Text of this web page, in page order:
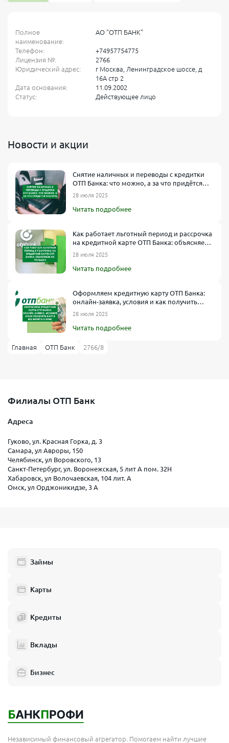
Полное
наименование:
АО "ОТП БАНК"
Телефон:
+74957754775
Лицензия №:
2766
Юридический адрес:
г Москва, Ленинградское шоссе, д
16А стр 2
Дата основания:
11.09.2002
Статус:
Действующее лицо
Новости и акции
Снятие наличных и переводы с кредитки
ОТП Банка: что можно, а за что придётся
28 июля 2025
Читать подробнее
Как работает льготный период и рассрочка
на кредитной карте ОТП Банка: объясняем
28 июля 2025
Читать подробнее
Оформляем кредитную карту ОТП Банка:
онлайн-заявка, условия и как получить
28 июля 2025
Читать подробнее
Главная ОТП Банк 2766/8
Филиалы ОТП Банк
Адреса
Гуково, ул. Красная Горка, д. 3
Самара, ул Авроры, 150
Челябинск, ул Воровского, 13
Санкт-Петербург, ул. Воронежская, 5 лит А пом. 32Н
Хабаровск, ул Волочаевская, 104 лит. А
Омск, ул Орджоникидзе, 3 А
Займы
Карты
Кредиты
Вклады
Бизнес
Независимый финансовый агрегатор. Помогаем найти лучшие